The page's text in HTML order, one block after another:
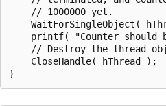
    // 1000000 yet.
WaitForSingleObject(
printf( "Counter should
// Destroy the thread
    CloseHandle( hThread );